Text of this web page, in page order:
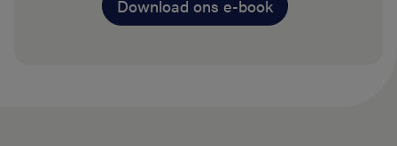
Download ons e-book